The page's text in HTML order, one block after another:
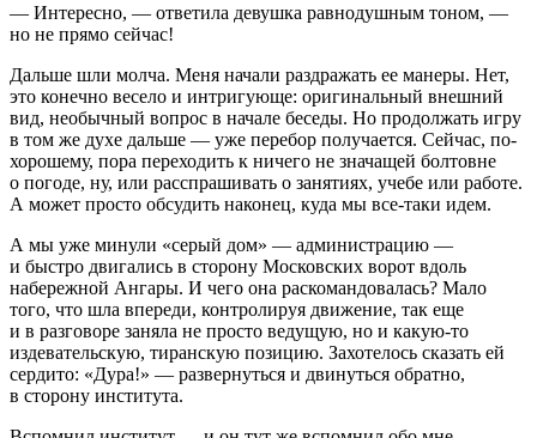
— Интересно, — ответила девушка равнодушным тоном, —
но не прямо сейчас!
Дальше шли молча. Меня начали раздражать ее манеры. Нет,
это конечно весело и интригующе: оригинальный внешний
вид, необычный вопрос в начале беседы. Но продолжать игру
в том же духе дальше — уже перебор получается. Сейчас, по-
хорошему, пора переходить к ничего не значащей болтовне
о погоде, ну, или расспрашивать о занятиях, учебе или работе.
А может просто обсудить наконец, куда мы все-таки идем.
А мы уже минули «серый дом» — администрацию —
и быстро двигались в сторону Московских ворот вдоль
набережной Ангары. И чего она раскомандовалась? Мало
того, что шла впереди, контролируя движение, так еще
и в разговоре заняла не просто ведущую, но и какую-то
издевательскую, тиранскую позицию. Захотелось сказать ей
сердито: «Дура!» — развернуться и двинуться обратно,
в сторону института.